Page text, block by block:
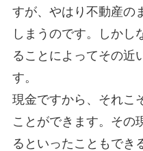
すが、やはり不動産の
しまうのです。しかし
ることによってその近
す。
現金ですから、それこ
ことができます。その
るといったこともでき